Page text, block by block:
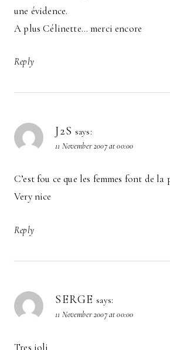
une évidence.
A plus Célinette… merci encore
Reply
J2S says:
11 November 2007 at 00:00
C’est fou ce que les femmes font de la
Very nice
Reply
SERGE says:
11 November 2007 at 00:00
Tres joli